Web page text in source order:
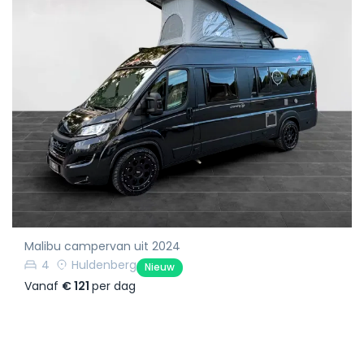
Malibu campervan uit 2024
4
Huldenberg Nieuw
Vanaf € 121 per dag